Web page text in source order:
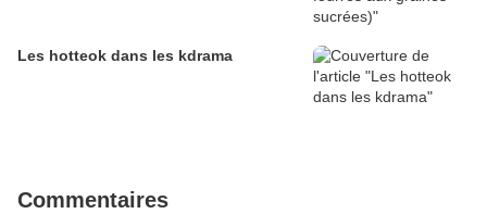
Les hotteok dans les kdrama
Commentaires